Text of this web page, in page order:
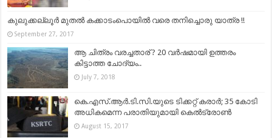
കുലുക്കല്ലൂർ മുതൽ കക്കാടംപൊയിൽ വരെ തനിച്ചൊരു യാത്ര !!
September 27, 2017
ആ ചിത്രം വരച്ചതാര് ? 20 വർഷമായി ഉത്തരം
കിട്ടാത്ത ചോദ്യം..
July 7, 2018
കെ.എസ്.ആര്‍.ടി.സി.യുടെ ടിക്കറ്റ് കരാര്‍; 35 കോടി
അധികമെന്ന പരാതിയുമായി കെല്‍ട്രോണ്‍
August 15, 2017